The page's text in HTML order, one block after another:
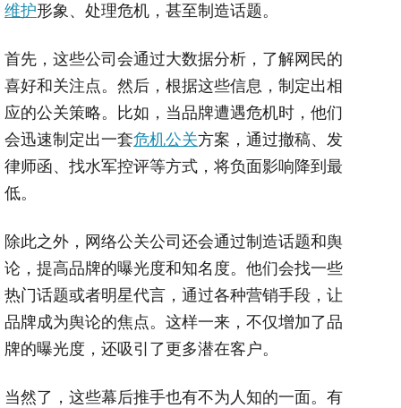
维护形象、处理危机，甚至制造话题。
首先，这些公司会通过大数据分析，了解网民的
喜好和关注点。然后，根据这些信息，制定出相
应的公关策略。比如，当品牌遭遇危机时，他们
会迅速制定出一套危机公关方案，通过撤稿、发
律师函、找水军控评等方式，将负面影响降到最
低。
除此之外，网络公关公司还会通过制造话题和舆
论，提高品牌的曝光度和知名度。他们会找一些
热门话题或者明星代言，通过各种营销手段，让
品牌成为舆论的焦点。这样一来，不仅增加了品
牌的曝光度，还吸引了更多潜在客户。
当然了，这些幕后推手也有不为人知的一面。有